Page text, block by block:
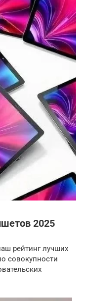
2025
рейтинг лучших
совокупности